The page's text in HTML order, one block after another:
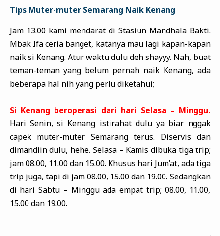
Tips Muter-muter Semarang Naik Kenang
Jam 13.00 kami mendarat di Stasiun Mandhala Bakti.
Mbak Ifa ceria banget, katanya mau lagi kapan-kapan
naik si Kenang. Atur waktu dulu deh shayyy. Nah, buat
teman-teman yang belum pernah naik Kenang, ada
beberapa hal nih yang perlu diketahui;
Si Kenang beroperasi dari hari Selasa – Minggu.
Hari Senin, si Kenang istirahat dulu ya biar nggak
capek muter-muter Semarang terus. Diservis dan
dimandiin dulu, hehe. Selasa – Kamis dibuka tiga trip;
jam 08.00, 11.00 dan 15.00. Khusus hari Jum’at, ada tiga
trip juga, tapi di jam 08.00, 15.00 dan 19.00. Sedangkan
di hari Sabtu – Minggu ada empat trip; 08.00, 11.00,
15.00 dan 19.00.